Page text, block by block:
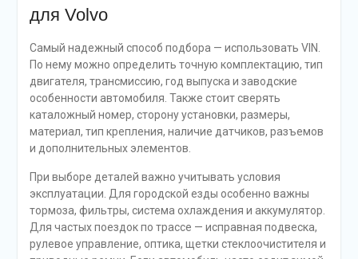
для Volvo
Самый надежный способ подбора — использовать VIN.
По нему можно определить точную комплектацию, тип
двигателя, трансмиссию, год выпуска и заводские
особенности автомобиля. Также стоит сверять
каталожный номер, сторону установки, размеры,
материал, тип крепления, наличие датчиков, разъемов
и дополнительных элементов.
При выборе деталей важно учитывать условия
эксплуатации. Для городской езды особенно важны
тормоза, фильтры, система охлаждения и аккумулятор.
Для частых поездок по трассе — исправная подвеска,
рулевое управление, оптика, щетки стеклоочистителя и